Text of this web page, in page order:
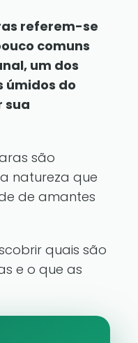
referem-se
comuns
um dos
úmidos do
sua
são
natureza que
de amantes
quais são
e o que as